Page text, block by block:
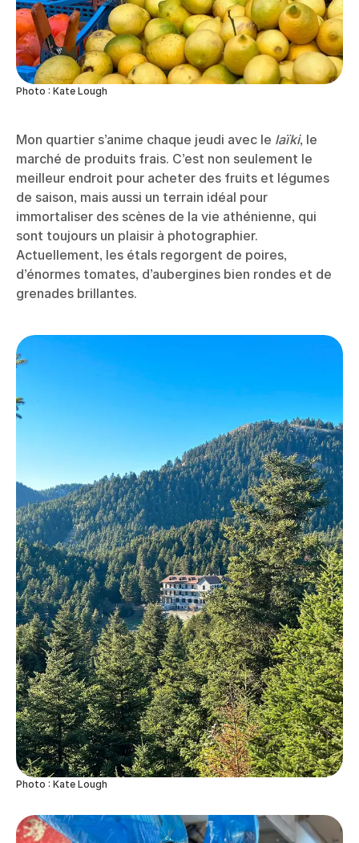
Photo : Kate Lough
Mon quartier s’anime chaque jeudi avec le laïki, le
marché de produits frais. C’est non seulement le
meilleur endroit pour acheter des fruits et légumes
de saison, mais aussi un terrain idéal pour
immortaliser des scènes de la vie athénienne, qui
sont toujours un plaisir à photographier.
Actuellement, les étals regorgent de poires,
d’énormes tomates, d’aubergines bien rondes et de
grenades brillantes.
Photo : Kate Lough